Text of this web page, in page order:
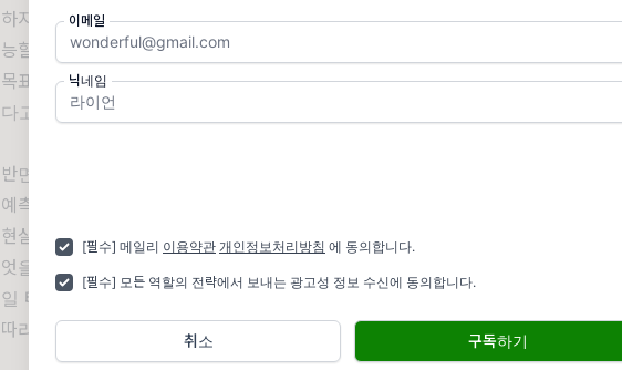
이메일
닉네임
[필수] 메일리 이용약관 개인정보처리방침 에 동의합니다.
[필수] 모든 역할의 전략에서 보내는 광고성 정보 수신에 동의합니다.
구독하기
취소
하지만, ‘도전'이라는 말 안에는 ‘실패'가 함께 있어요. 즉, 현실적으로 달성하기 어렵
능할 수 있죠.
목표설정은 우리가 가야만 하는(미래에 사실이어야 하는) 지점을 설정하는 것을
다고 이야기할 수 있을 것 같아요.
반면,
예측은 기대와 달라요. 많은 조직에서 놓치는 부분이기도 한 것 같아요.
현실에서 시작해 목표를 달성하는 방법을 고민하든, 원대한 목표에서 시작해 현
엇을 해야 하는지 고민하든 결국 발은 땅에 있어야 해요. 미래를 만드는 것은 현
일 테니까요.
따라서, 예측은 목표매출이 아니라 예상매출이 산출물이 되어야 하는 것이죠.